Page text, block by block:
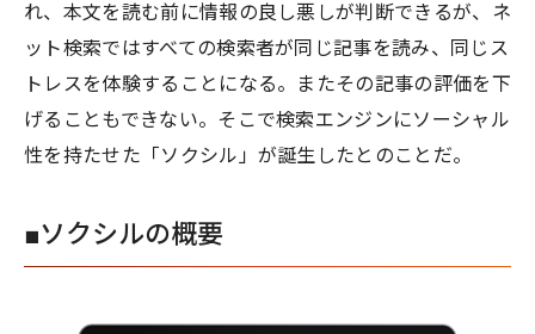
れ、本文を読む前に情報の良し悪しが判断できるが、ネ
ット検索ではすべての検索者が同じ記事を読み、同じス
トレスを体験することになる。またその記事の評価を下
げることもできない。そこで検索エンジンにソーシャル
性を持たせた「ソクシル」が誕生したとのことだ。
■ソクシルの概要